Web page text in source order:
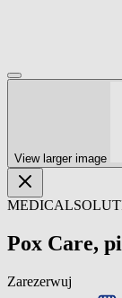
View larger image
Pox Care,
Zarezerwuj